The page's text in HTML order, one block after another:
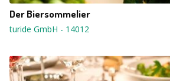
Der Biersommelier
turide GmbH - 14012